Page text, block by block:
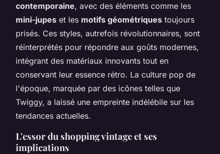
contemporaine, avec des éléments comme les
mini-jupes et les motifs géométriques toujours
prisés. Ces styles, autrefois révolutionnaires, sont
réinterprétés pour répondre aux goûts modernes,
intégrant des matériaux innovants tout en
conservant leur essence rétro. La culture pop de
l'époque, marquée par des icônes telles que
Twiggy, a laissé une empreinte indélébile sur les
tendances actuelles.
L'essor du shopping vintage et ses
implications